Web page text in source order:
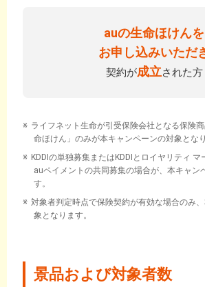
auの生命ほけんを
お申し込みいただ
契約が成立された方
ライフネット生命が引受保険会社となる保険
命ほけん」のみが本キャンペーンの対象となり
KDDIの単独募集またはKDDIとロイヤリティ マ
auペイメントの共同募集の場合が、本キャン
す。
対象者判定時点で保険契約が有効な場合のみ
象となります。
景品および対象者数